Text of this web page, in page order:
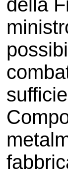
della